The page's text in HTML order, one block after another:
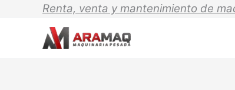
Renta, venta y mantenimiento de